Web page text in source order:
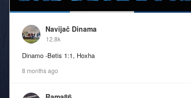
Navijač Dinama
12.8k
Dinamo -Betis 1:1, Hoxha
8 months ago